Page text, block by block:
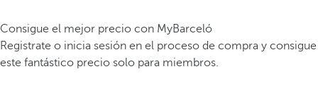
Consigue el mejor precio con MyBarceló
Registrate o inicia sesión en el proceso de compra y consigue
este fantástico precio solo para miembros.